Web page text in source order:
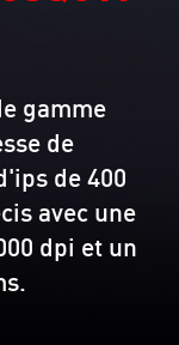
gamme
de
de 400
avec une
dpi et un